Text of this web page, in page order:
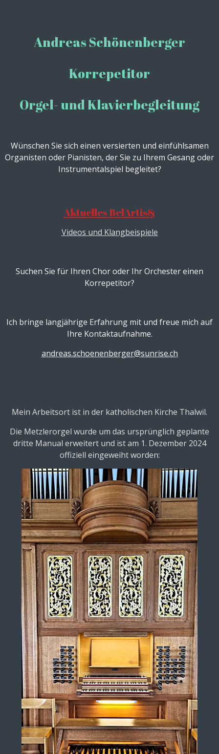
Andreas Schönenberger
Korrepetitor
Orgel- und Klavierbegleitung
Wünschen Sie sich einen versierten und einfühlsamen
Organisten oder Pianisten, der Sie zu Ihrem Gesang oder
Instrumentalspiel begleitet?
Aktuelles BelArtis&
Videos und Klangbeispiele
Suchen Sie für Ihren Chor oder Ihr Orchester einen
Korrepetitor?
Ich bringe langjährige Erfahrung mit und freue mich auf
Ihre Kontaktaufnahme.
andreas.schoenenberger@sunrise.ch
Mein Arbeitsort ist in der katholischen Kirche Thalwil.
Die Metzlerorgel wurde um das ursprünglich geplante
dritte Manual erweitert und ist am 1. Dezember 2024
offiziell eingeweiht worden: